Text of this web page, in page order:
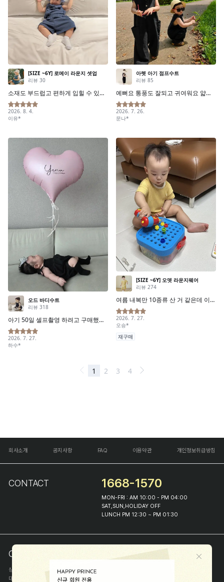
회사소개 공지사항 FAQ 이용약관 개인정보취급방침
CONTACT 1668-1570
MON-FRI : AM 10:00 - PM 04:00
SAT,SUN,HOLIDAY OFF
LUNCH PM 12:30 ~ PM 01:30
COMPANY INFO
상호
(주)해피프린스
대표
이화진